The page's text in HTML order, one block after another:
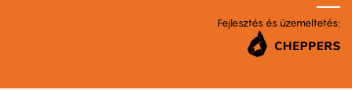
Fejlesztés és üzemeltetés: